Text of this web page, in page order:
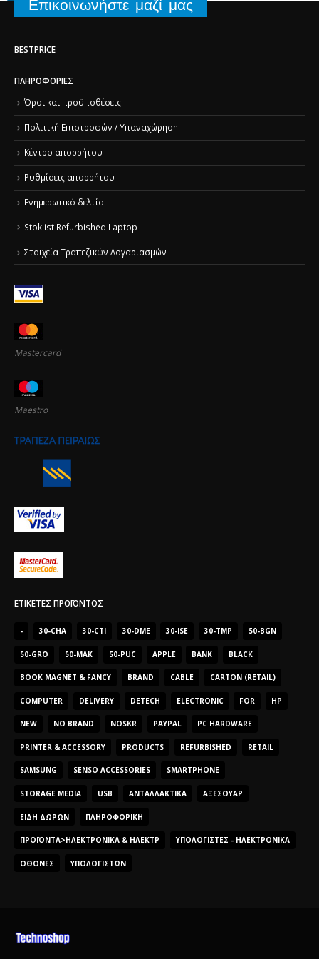
Επικοινωνήστε μαζί μας
BESTPRICE
ΠΛΗΡΟΦΟΡΊΕΣ
Όροι και προϋποθέσεις
Πολιτική Επιστροφών / Υπαναχώρηση
Κέντρο απορρήτου
Ρυθμίσεις απορρήτου
Ενημερωτικό δελτίο
Stoklist Refurbished Laptop
Στοιχεία Τραπεζικών Λογαριασμών
Mastercard
Maestro
ΕΤΙΚΈΤΕΣ ΠΡΟΪΌΝΤΟΣ
- 30-CHA 30-CTI 30-DME 30-ISE 30-TMP 50-BGN
50-GRO 50-MAK 50-PUC APPLE BANK BLACK
BOOK MAGNET & FANCY BRAND CABLE CARTON (RETAIL)
COMPUTER DELIVERY DETECH ELECTRONIC FOR HP
NEW NO BRAND NOSKR PAYPAL PC HARDWARE
PRINTER & ACCESSORY PRODUCTS REFURBISHED RETAIL
SAMSUNG SENSO ACCESSORIES SMARTPHONE
STORAGE MEDIA USB ΑΝΤΑΛΛΑΚΤΙΚΆ ΑΞΕΣΟΥΆΡ
ΕΊΔΗ ΔΏΡΩΝ ΠΛΗΡΟΦΟΡΙΚΉ
ΠΡΟΪΌΝΤΑ>ΗΛΕΚΤΡΟΝΙΚΆ & ΗΛΕΚΤΡ ΥΠΟΛΟΓΙΣΤΈΣ - ΗΛΕΚΤΡΟΝΙΚΆ
ΟΘΌΝΕΣ ΥΠΟΛΟΓΙΣΤΏΝ